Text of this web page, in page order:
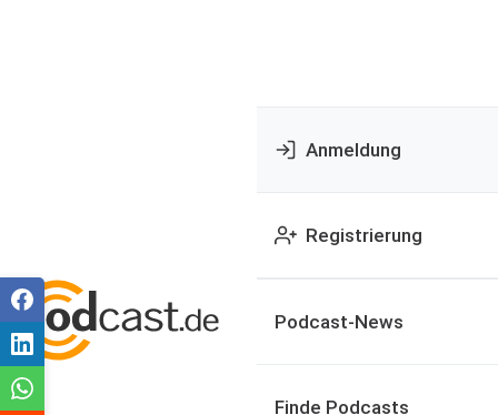
Anmeldung
Registrierung
Podcast-News
Finde Podcasts